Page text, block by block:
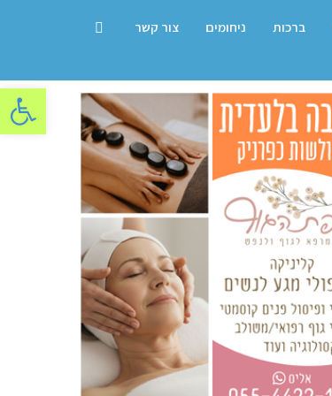
פתח
ברכות ניחומים צור קשר